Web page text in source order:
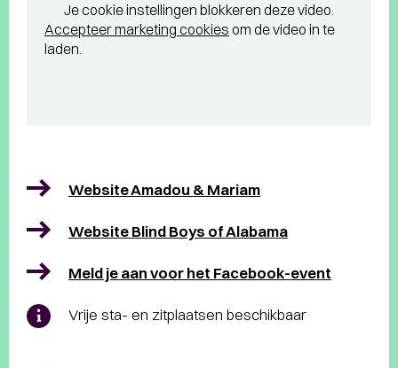
Je cookie instellingen blokkeren deze video.
Accepteer marketing cookies om de video in te
laden.
Website Amadou & Mariam
Website Blind Boys of Alabama
Meld je aan voor het Facebook-event
Vrije sta- en zitplaatsen beschikbaar